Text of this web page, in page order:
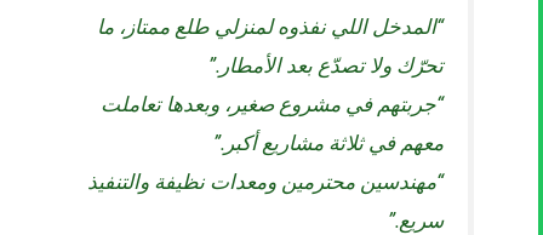
“المدخل اللي نفذوه لمنزلي طلع ممتاز، ما
تحرّك ولا تصدّع بعد الأمطار.”
“جربتهم في مشروع صغير، وبعدها تعاملت
معهم في ثلاثة مشاريع أكبر.”
“مهندسين محترمين ومعدات نظيفة والتنفيذ
سريع.”